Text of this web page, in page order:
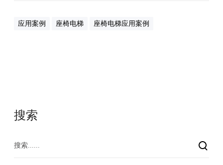
应用案例 座椅电梯 座椅电梯应用案例
搜索